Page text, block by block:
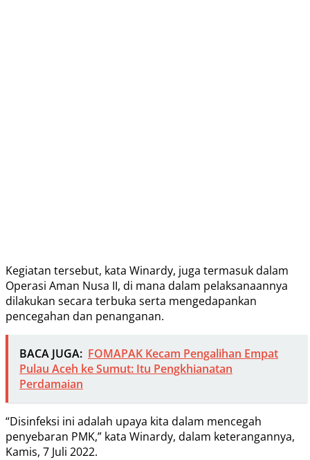
Kegiatan tersebut, kata Winardy, juga termasuk dalam
Operasi Aman Nusa II, di mana dalam pelaksanaannya
dilakukan secara terbuka serta mengedapankan
pencegahan dan penanganan.
BACA JUGA: FOMAPAK Kecam Pengalihan Empat
Pulau Aceh ke Sumut: Itu Pengkhianatan
Perdamaian
“Disinfeksi ini adalah upaya kita dalam mencegah
penyebaran PMK,” kata Winardy, dalam keterangannya,
Kamis, 7 Juli 2022.